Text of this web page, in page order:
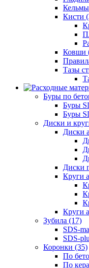
Кисти
Ковши
Тазы
Буры по
Буры
Буры
Диски и
Диски
Диски
Круги
Круги
Зубила (17)
SDS-
SDS-
Коронки (35)
По
По